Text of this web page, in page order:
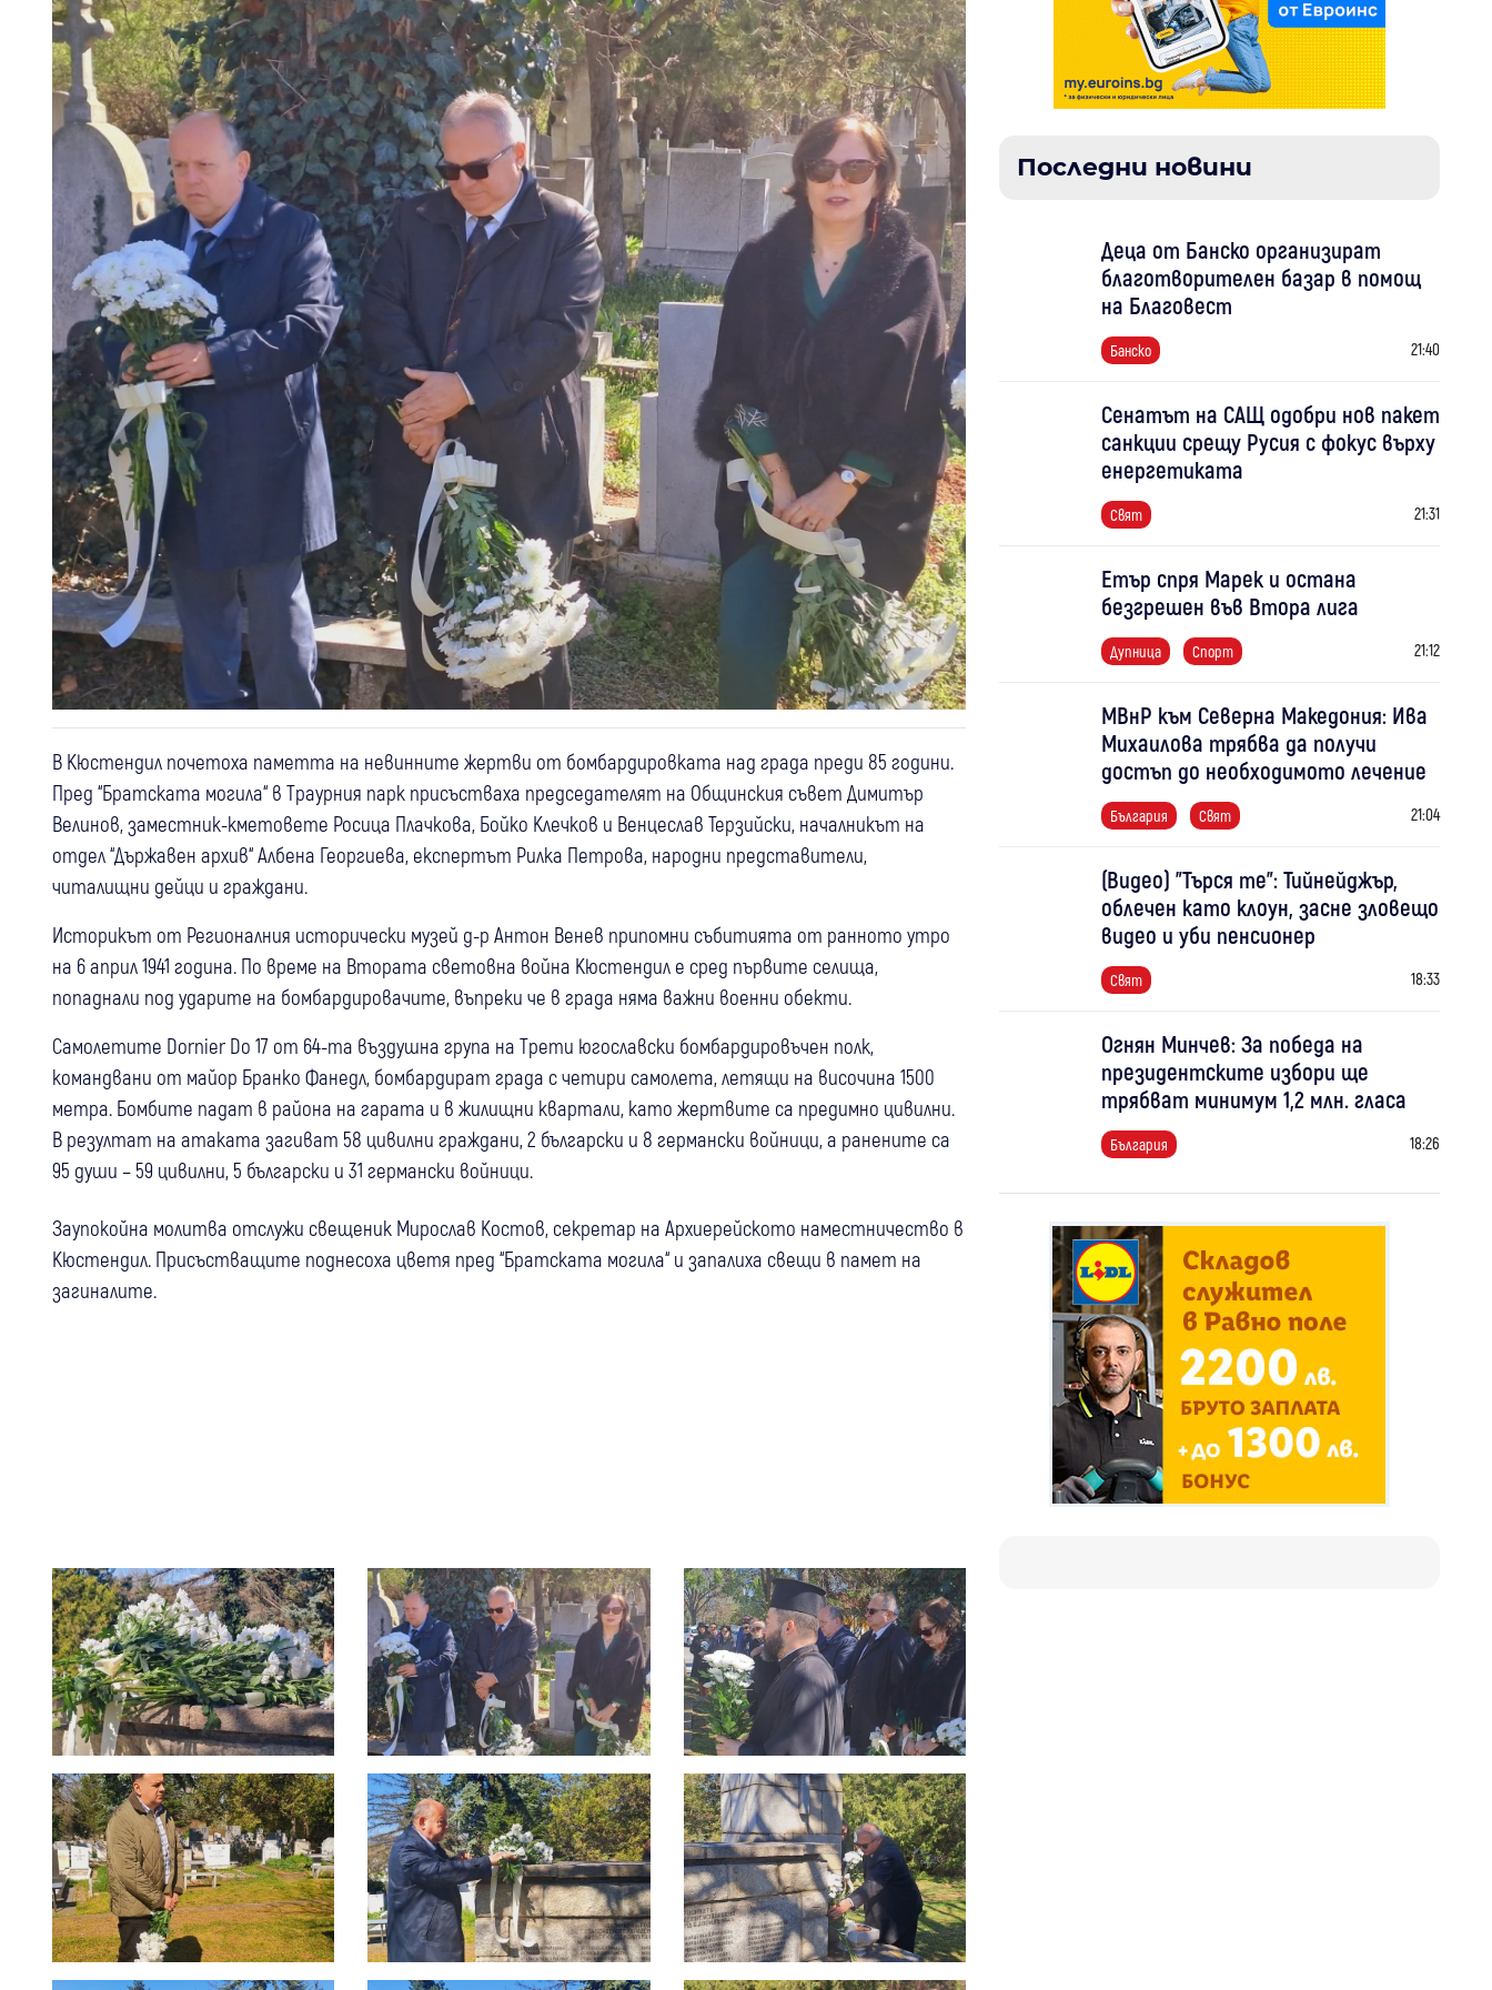
В Кюстендил почетоха паметта на невинните жертви от бомбардировката над града преди 85 години.
Пред “Братската могила“ в Траурния парк присъстваха председателят на Общинския съвет Димитър
Велинов, заместник-кметовете Росица Плачкова, Бойко Клечков и Венцеслав Терзийски, началникът на
отдел “Държавен архив“ Албена Георгиева, експертът Рилка Петрова, народни представители,
читалищни дейци и граждани.
Историкът от Регионалния исторически музей д-р Антон Венев припомни събитията от ранното утро
на 6 април 1941 година. По време на Втората световна война Кюстендил е сред първите селища,
попаднали под ударите на бомбардировачите, въпреки че в града няма важни военни обекти.
Самолетите Dornier Do 17 от 64-та въздушна група на Трети югославски бомбардировъчен полк,
командвани от майор Бранко Фанедл, бомбардират града с четири самолета, летящи на височина 1500
метра. Бомбите падат в района на гарата и в жилищни квартали, като жертвите са предимно цивилни.
В резултат на атаката загиват 58 цивилни граждани, 2 български и 8 германски войници, а ранените са
95 души – 59 цивилни, 5 български и 31 германски войници.
Заупокойна молитва отслужи свещеник Мирослав Костов, секретар на Архиерейското наместничество в
Кюстендил. Присъстващите поднесоха цветя пред “Братската могила“ и запалиха свещи в памет на
загиналите.
Последни новини
Деца от Банско организират
благотворителен базар в помощ
на Благовест
Банско 21:40
Сенатът на САЩ одобри нов пакет
санкции срещу Русия с фокус върху
енергетиката
Свят 21:31
Етър спря Марек и остана
безгрешен във Втора лига
Дупница Спорт 21:12
МВнР към Северна Македония: Ива
Михаилова трябва да получи
достъп до необходимото лечение
България Свят 21:04
(Видео) "Търся те": Тийнейджър,
облечен като клоун, засне зловещо
видео и уби пенсионер
Свят 18:33
Огнян Минчев: За победа на
президентските избори ще
трябват минимум 1,2 млн. гласа
България 18:26